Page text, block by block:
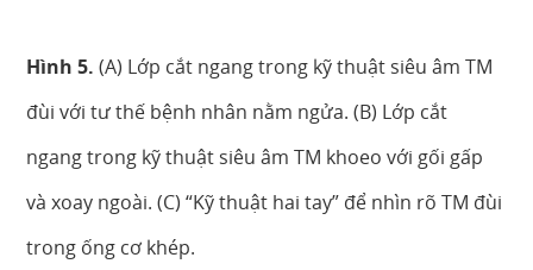
Hình 5. (A) Lớp cắt ngang trong kỹ thuật siêu âm TM
đùi với tư thế bệnh nhân nằm ngửa. (B) Lớp cắt
ngang trong kỹ thuật siêu âm TM khoeo với gối gấp
và xoay ngoài. (C) “Kỹ thuật hai tay” để nhìn rõ TM đùi
trong ống cơ khép.